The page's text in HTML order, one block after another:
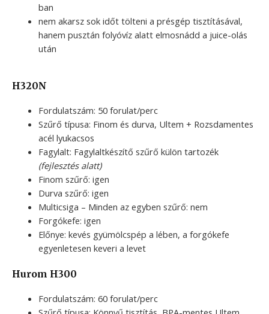
ban
nem akarsz sok időt tölteni a présgép tisztításával,
hanem pusztán folyóvíz alatt elmosnádd a juice-olás
után
H320N
Fordulatszám: 50 forulat/perc
Szűrő típusa: Finom és durva, Ultem + Rozsdamentes
acél lyukacsos
Fagylalt: Fagylaltkészítő szűrő külön tartozék
(fejlesztés alatt)
Finom szűrő: igen
Durva szűrő: igen
Multicsiga – Minden az egyben szűrő: nem
Forgókefe: igen
Előnye: kevés gyümölcspép a lében, a forgókefe
egyenletesen keveri a levet
Hurom H300
Fordulatszám: 60 forulat/perc